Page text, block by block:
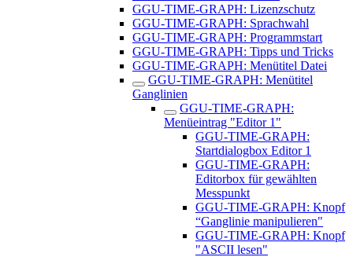
GGU-TIME-GRAPH: Lizenzschutz
GGU-TIME-GRAPH: Sprachwahl
GGU-TIME-GRAPH: Programmstart
GGU-TIME-GRAPH: Tipps und Tricks
GGU-TIME-GRAPH: Menütitel Datei
GGU-TIME-GRAPH: Menütitel
Ganglinien
GGU-TIME-GRAPH:
Menüeintrag "Editor 1"
GGU-TIME-GRAPH:
Startdialogbox Editor 1
GGU-TIME-GRAPH:
Editorbox für gewählten
Messpunkt
GGU-TIME-GRAPH: Knopf
“Ganglinie manipulieren"
GGU-TIME-GRAPH: Knopf
"ASCII lesen"